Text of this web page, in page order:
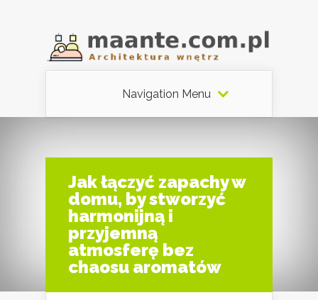
Navigation Menu
Jak łączyć zapachy w
domu, by stworzyć
harmonijną i
przyjemną
atmosferę bez
chaosu aromatów